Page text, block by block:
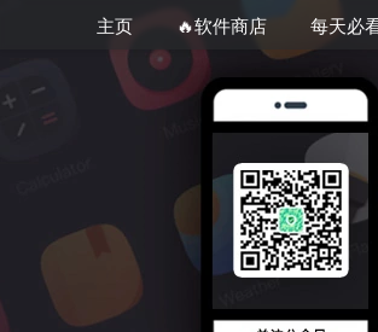
主页 🔥软件商店 每天必